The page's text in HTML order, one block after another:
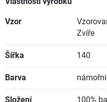
Vzor
Zvíře
Šířka 140
Barva
Složení
100%